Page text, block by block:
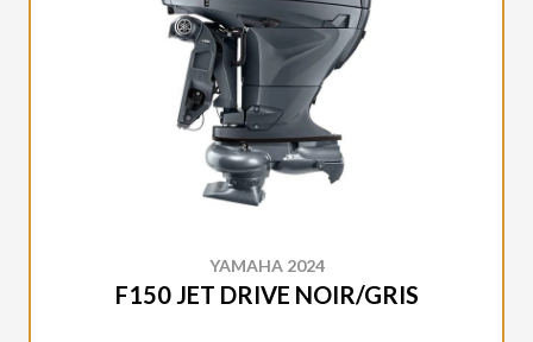
YAMAHA 2024
F150 JET DRIVE NOIR/GRIS